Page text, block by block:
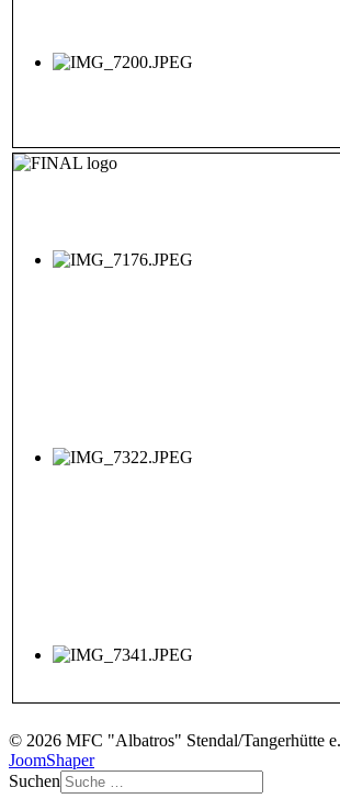
© 2026 MFC "Albatros" Stendal/Tangerhütte
JoomShaper
Suchen